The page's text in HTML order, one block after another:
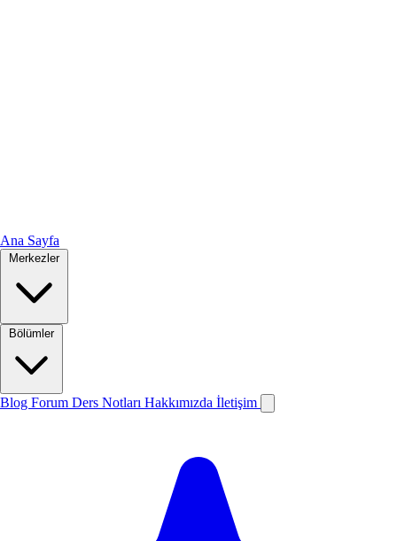
Ana Sayfa
Merkezler
Bölümler
Blog Forum Ders Notları Hakkımızda İletişim